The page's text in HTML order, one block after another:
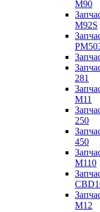
M90
M92S
281
M11
250
450
M110
M12